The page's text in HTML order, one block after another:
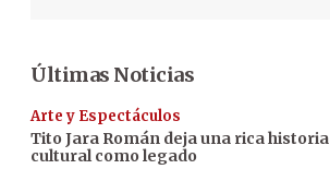
Últimas Noticias
Arte y Espectáculos
Tito Jara Román deja una rica historia
cultural como legado